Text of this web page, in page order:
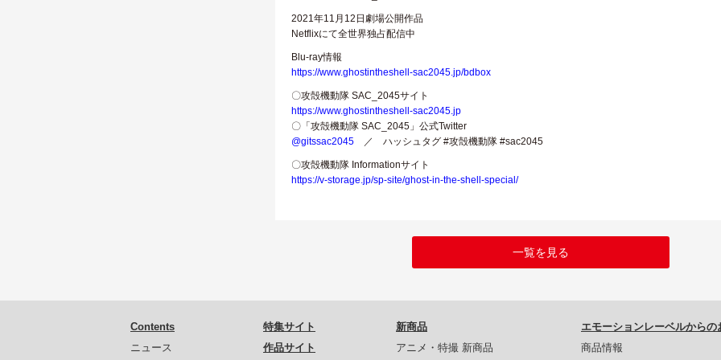
2021年11月12日劇場公開作品
Netflixにて全世界独占配信中
Blu-ray情報
https://www.ghostintheshell-sac2045.jp/bdbox
〇攻殻機動隊 SAC_2045サイト
https://www.ghostintheshell-sac2045.jp
〇「攻殻機動隊 SAC_2045」公式Twitter
@gitssac2045
／ ハッシュタグ #攻殻機動隊 #sac2045
〇攻殻機動隊 Informationサイト
https://v-storage.jp/sp-site/ghost-in-the-shell-special/
一覧を見る
Contents
ニュース
特集サイト
作品サイト
新商品
アニメ・特撮 新商品
エモーションレーベルからの
商品情報